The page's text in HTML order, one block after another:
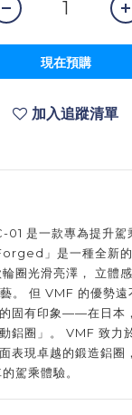
現在預購
加入追蹤清單
01 是一款專為提升駕
」是一種全新的
圈光滑亮澤， 立體
。 但 VMF 的優勢遠
固有印象——在日本
鋁圈」。 VMF 致力
表現卓越的鍛造鋁圈
駕乘體驗。